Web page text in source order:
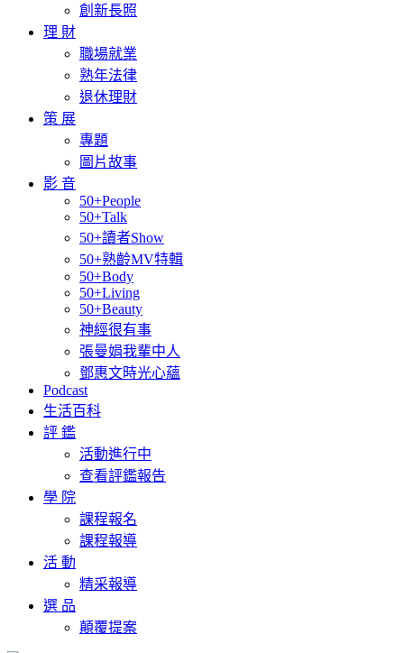
創新長照
理 財
職場就業
熟年法律
退休理財
策 展
專題
圖片故事
影 音
50+People
50+Talk
50+讀者Show
50+熟齡MV特輯
50+Body
50+Living
50+Beauty
神經很有事
張曼娟我輩中人
鄧惠文時光心蘊
Podcast
生活百科
評 鑑
活動進行中
查看評鑑報告
學 院
課程報名
課程報導
活 動
精采報導
選 品
顛覆提案